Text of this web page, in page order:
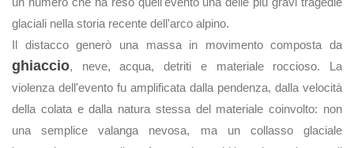
glaciali nella storia recente dell'arco alpino.
Il distacco generò una massa in movimento composta da
ghiaccio, neve, acqua, detriti e materiale roccioso. La
violenza dell'evento fu amplificata dalla pendenza, dalla velocità
della colata e dalla natura stessa del materiale coinvolto: non
una semplice valanga nevosa, ma un collasso glaciale